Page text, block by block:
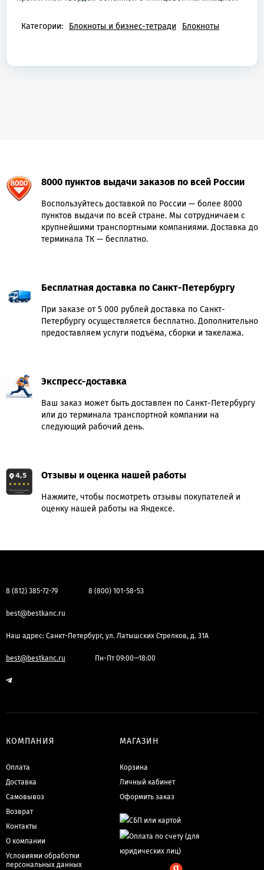
Категории: Блокноты и бизнес-тетради Блокноты
8000 пунктов выдачи заказов по всей России
Воспользуйтесь доставкой по России — более 8000
пунктов выдачи по всей стране. Мы сотрудничаем с
крупнейшими транспортными компаниями. Доставка до
терминала ТК — бесплатно.
Бесплатная доставка по Санкт-Петербургу
При заказе от 5 000 рублей доставка по Санкт-
Петербургу осуществляется бесплатно. Дополнительно
предоставляем услуги подъёма, сборки и такелажа.
Экспресс-доставка
Ваш заказ может быть доставлен по Санкт-Петербургу
или до терминала транспортной компании на
следующий рабочий день.
Отзывы и оценка нашей работы
Нажмите, чтобы посмотреть отзывы покупателей и
оценку нашей работы на Яндексе.
8 (812) 385-72-79 8 (800) 101-58-53
best@bestkanc.ru
Наш адрес: Санкт-Петербург, ул. Латышских Стрелков, д. 31А
best@bestkanc.ru Пн-Пт 09:00—18:00
КОМПАНИЯ
Оплата
Доставка
Самовывоз
Возврат
Контакты
О компании
Условиями обработки
персональных данных
МАГАЗИН
Корзина
Личный кабинет
Оформить заказ